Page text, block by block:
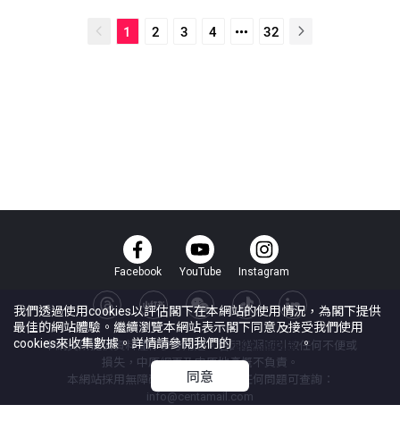
Facebook YouTube Instagram
本網頁所提供資料僅作參考用途。若因錯漏而引致任何不便或
損失，中原網頁及中原地產概不負責。
本網站採用無障礙網頁設計，如有任何問題可查詢：
info@centamail.com
我們透過使用cookies以評估閣下在本網站的使用情況，為閣下提供
最佳的網站體驗。繼續瀏覽本網站表示閣下同意及接受我們使用
cookies來收集數據。詳情請參閱我們的Cookie政策。
同意